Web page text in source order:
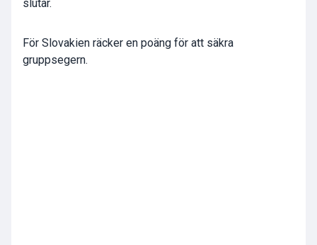
slutar.
För Slovakien räcker en poäng för att säkra
gruppsegern.